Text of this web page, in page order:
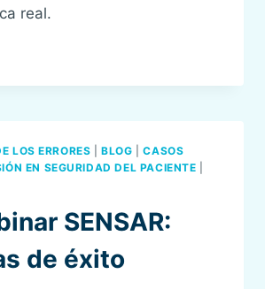
real.
LOS ERRORES |BLOG |CASOS
EN SEGURIDAD DEL PACIENTE
SENSAR:
de éxito